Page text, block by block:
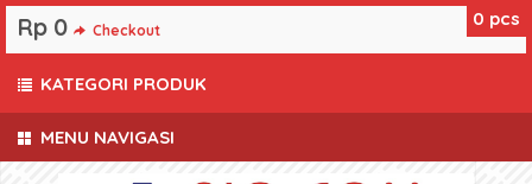
MENU NAVIGASI
0 pcs
Rp 0 Checkout
KATEGORI PRODUK